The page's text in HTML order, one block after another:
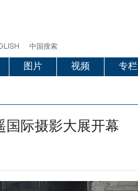
中国搜索
图片 视频 专栏
国际摄影大展开幕